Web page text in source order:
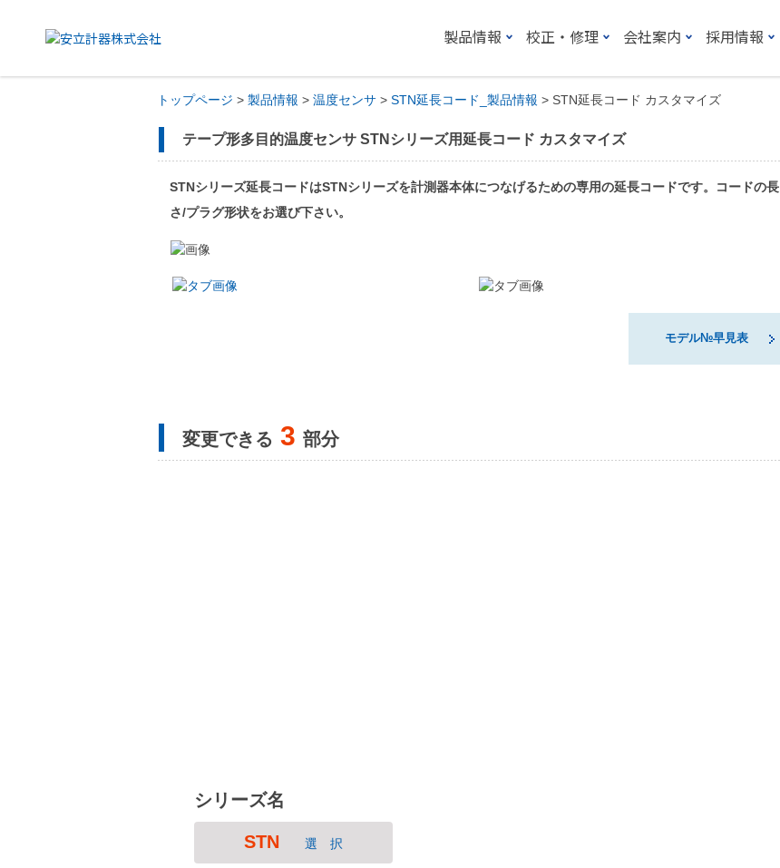
製品情報 校正・修理 会社案内 採用情報
トップページ > 製品情報 > 温度センサ> STN延長コード_製品情報 > STN延長コード カスタマイズ
テープ形多目的温度センサ STNシリーズ用延長コード カスタマイズ
STNシリーズ延長コードはSTNシリーズを計測器本体につなげるための専用の延長コードです。コードの長
さ/プラグ形状をお選び下さい。
モデル№早見表
変更できる 3 部分
シリーズ名
STN 選 択